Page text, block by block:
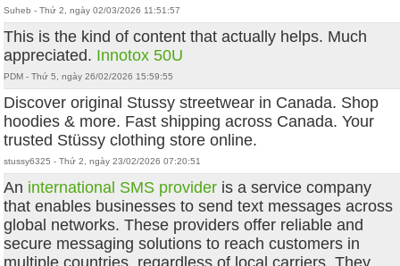
Suheb - Thứ 2, ngày 02/03/2026 11:51:57
This is the kind of content that actually helps. Much
appreciated. Innotox 50U
PDM - Thứ 5, ngày 26/02/2026 15:59:55
Discover original Stussy streetwear in Canada. Shop
hoodies & more. Fast shipping across Canada. Your
trusted Stüssy clothing store online.
stussy6325 - Thứ 2, ngày 23/02/2026 07:20:51
An international SMS provider is a service company
that enables businesses to send text messages across
global networks. These providers offer reliable and
secure messaging solutions to reach customers in